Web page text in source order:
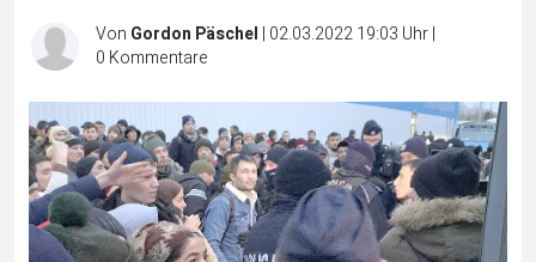
Von Gordon Päschel | 02.03.2022 19:03 Uhr|
0 Kommentare